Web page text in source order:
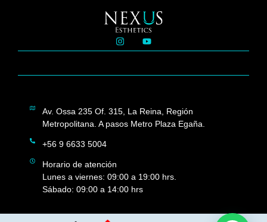
Av. Ossa 235 Of. 315, La Reina, Región
Metropolitana. A pasos Metro Plaza Egaña.
+56 9 6633 5004
Horario de atención
Lunes a viernes: 09:00 a 19:00 hrs.
Sábado: 09:00 a 14:00 hrs